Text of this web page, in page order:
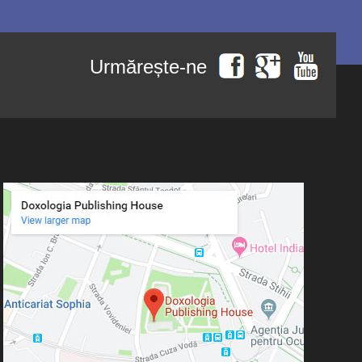
Urmărește-ne